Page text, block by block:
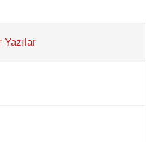
Yazılar